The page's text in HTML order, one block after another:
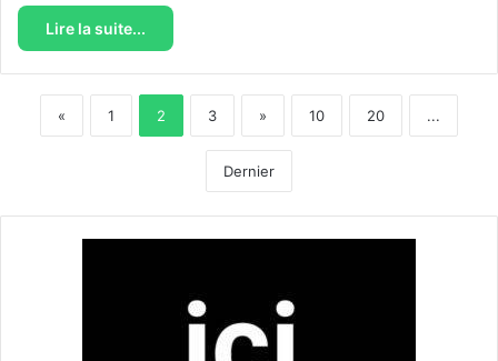
Lire la suite...
« 1 2 3 » 10 20 ...
Dernier